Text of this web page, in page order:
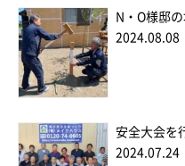
N・O様邸
2024.08.08
安全大会を
2024.07.24